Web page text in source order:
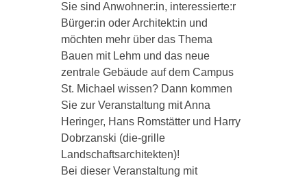
Sie sind Anwohner:in, interessierte:r
Bürger:in oder Architekt:in und
möchten mehr über das Thema
Bauen mit Lehm und das neue
zentrale Gebäude auf dem Campus
St. Michael wissen? Dann kommen
Sie zur Veranstaltung mit Anna
Heringer, Hans Romstätter und Harry
Dobrzanski (die-grille
Landschaftsarchitekten)!
Bei dieser Veranstaltung mit